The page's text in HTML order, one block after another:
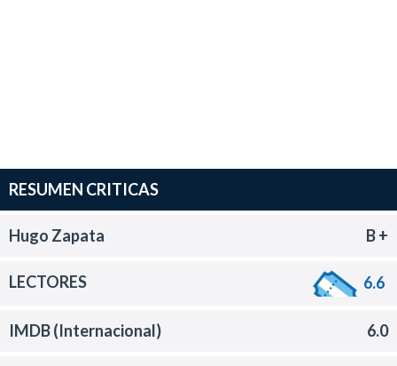
RESUMEN CRITICAS
Hugo Zapata B +
LECTORES 6.6
IMDB (Internacional) 6.0